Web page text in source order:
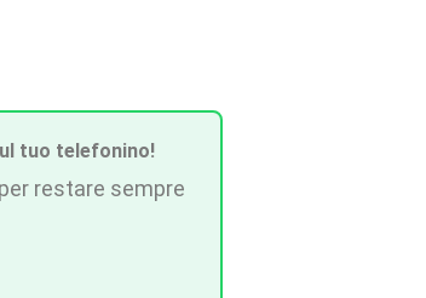
tuo telefonino!
per restare sempre